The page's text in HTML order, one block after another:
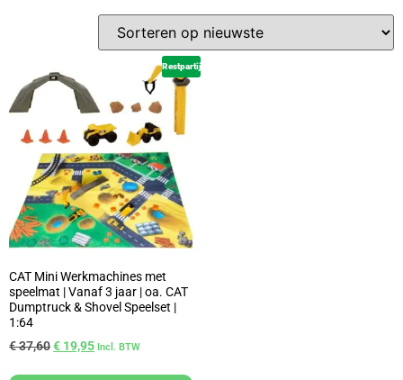
Restpartij
CAT Mini Werkmachines met
speelmat | Vanaf 3 jaar | oa. CAT
Dumptruck & Shovel Speelset |
1:64
€37,60€ 19,95 Incl. BTW